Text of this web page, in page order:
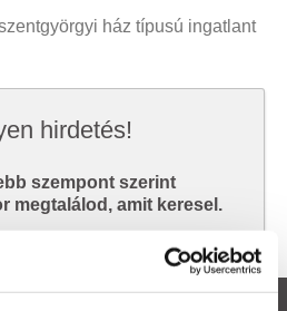
ház típusú ingatlant
hirdetés!
szempont szerint
megtalálod, amit keresel.